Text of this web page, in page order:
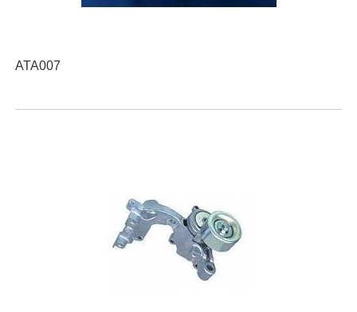
ATA007